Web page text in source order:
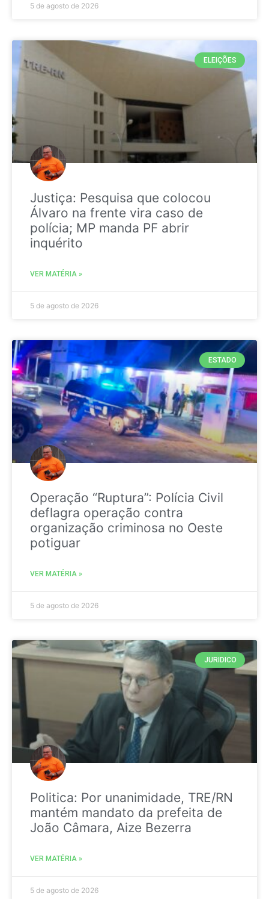
5 de agosto de 2026
ELEIÇÕES
Justiça: Pesquisa que colocou
Álvaro na frente vira caso de
polícia; MP manda PF abrir
inquérito
VER MATÉRIA »
5 de agosto de 2026
ESTADO
Operação “Ruptura”: Polícia Civil
deflagra operação contra
organização criminosa no Oeste
potiguar
VER MATÉRIA »
5 de agosto de 2026
JURIDICO
Politica: Por unanimidade, TRE/RN
mantém mandato da prefeita de
João Câmara, Aize Bezerra
VER MATÉRIA »
5 de agosto de 2026